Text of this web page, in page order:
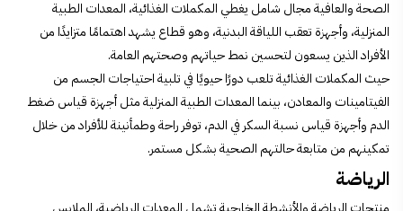
الصحة والعافية مجال شامل يغطي المكملات الغذائية، المعدات الطبية
المنزلية، وأجهزة تعقب اللياقة البدنية، وهو قطاع يشهد اهتمامًا متزايدًا من
الأفراد الذين يسعون لتحسين نمط حياتهم وصحتهم العامة.
حيث المكملات الغذائية تلعب دورًا حيويًا في تلبية احتياجات الجسم من
الفيتامينات والمعادن، بينما المعدات الطبية المنزلية مثل أجهزة قياس ضغط
الدم وأجهزة قياس نسبة السكر في الدم، توفر راحة وطمأنينة للأفراد من خلال
تمكينهم من متابعة حالتهم الصحية بشكل مستمر.
الرياضة